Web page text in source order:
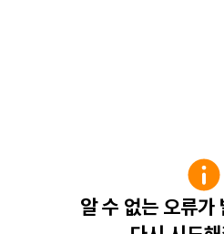
알 수 없는 오류가